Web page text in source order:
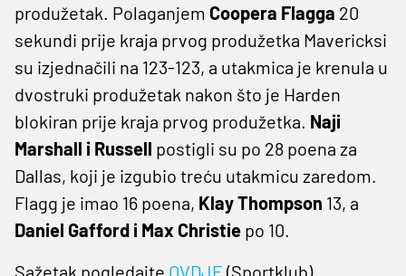
produžetak. Polaganjem Coopera Flagga 20
sekundi prije kraja prvog produžetka Mavericksi
su izjednačili na 123-123, a utakmica je krenula u
dvostruki produžetak nakon što je Harden
blokiran prije kraja prvog produžetka. Naji
Marshall i Russell postigli su po 28 poena za
Dallas, koji je izgubio treću utakmicu zaredom.
Flagg je imao 16 poena, Klay Thompson 13, a
Daniel Gafford i Max Christie po 10.
Sažetak pogledajte OVDJE (Sportklub).